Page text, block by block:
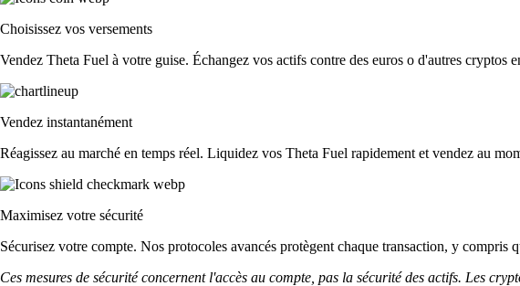
Choisissez vos versements
Vendez Theta Fuel à votre guise. Échangez vos actifs contre des euros o d'autres cryptos
Vendez instantanément
Réagissez au marché en temps réel. Liquidez vos Theta Fuel rapidement et vendez au
Maximisez votre sécurité
Sécurisez votre compte. Nos protocoles avancés protègent chaque transaction, y compris
Ces mesures de sécurité concernent l'accès au compte, pas la sécurité des actifs. Les